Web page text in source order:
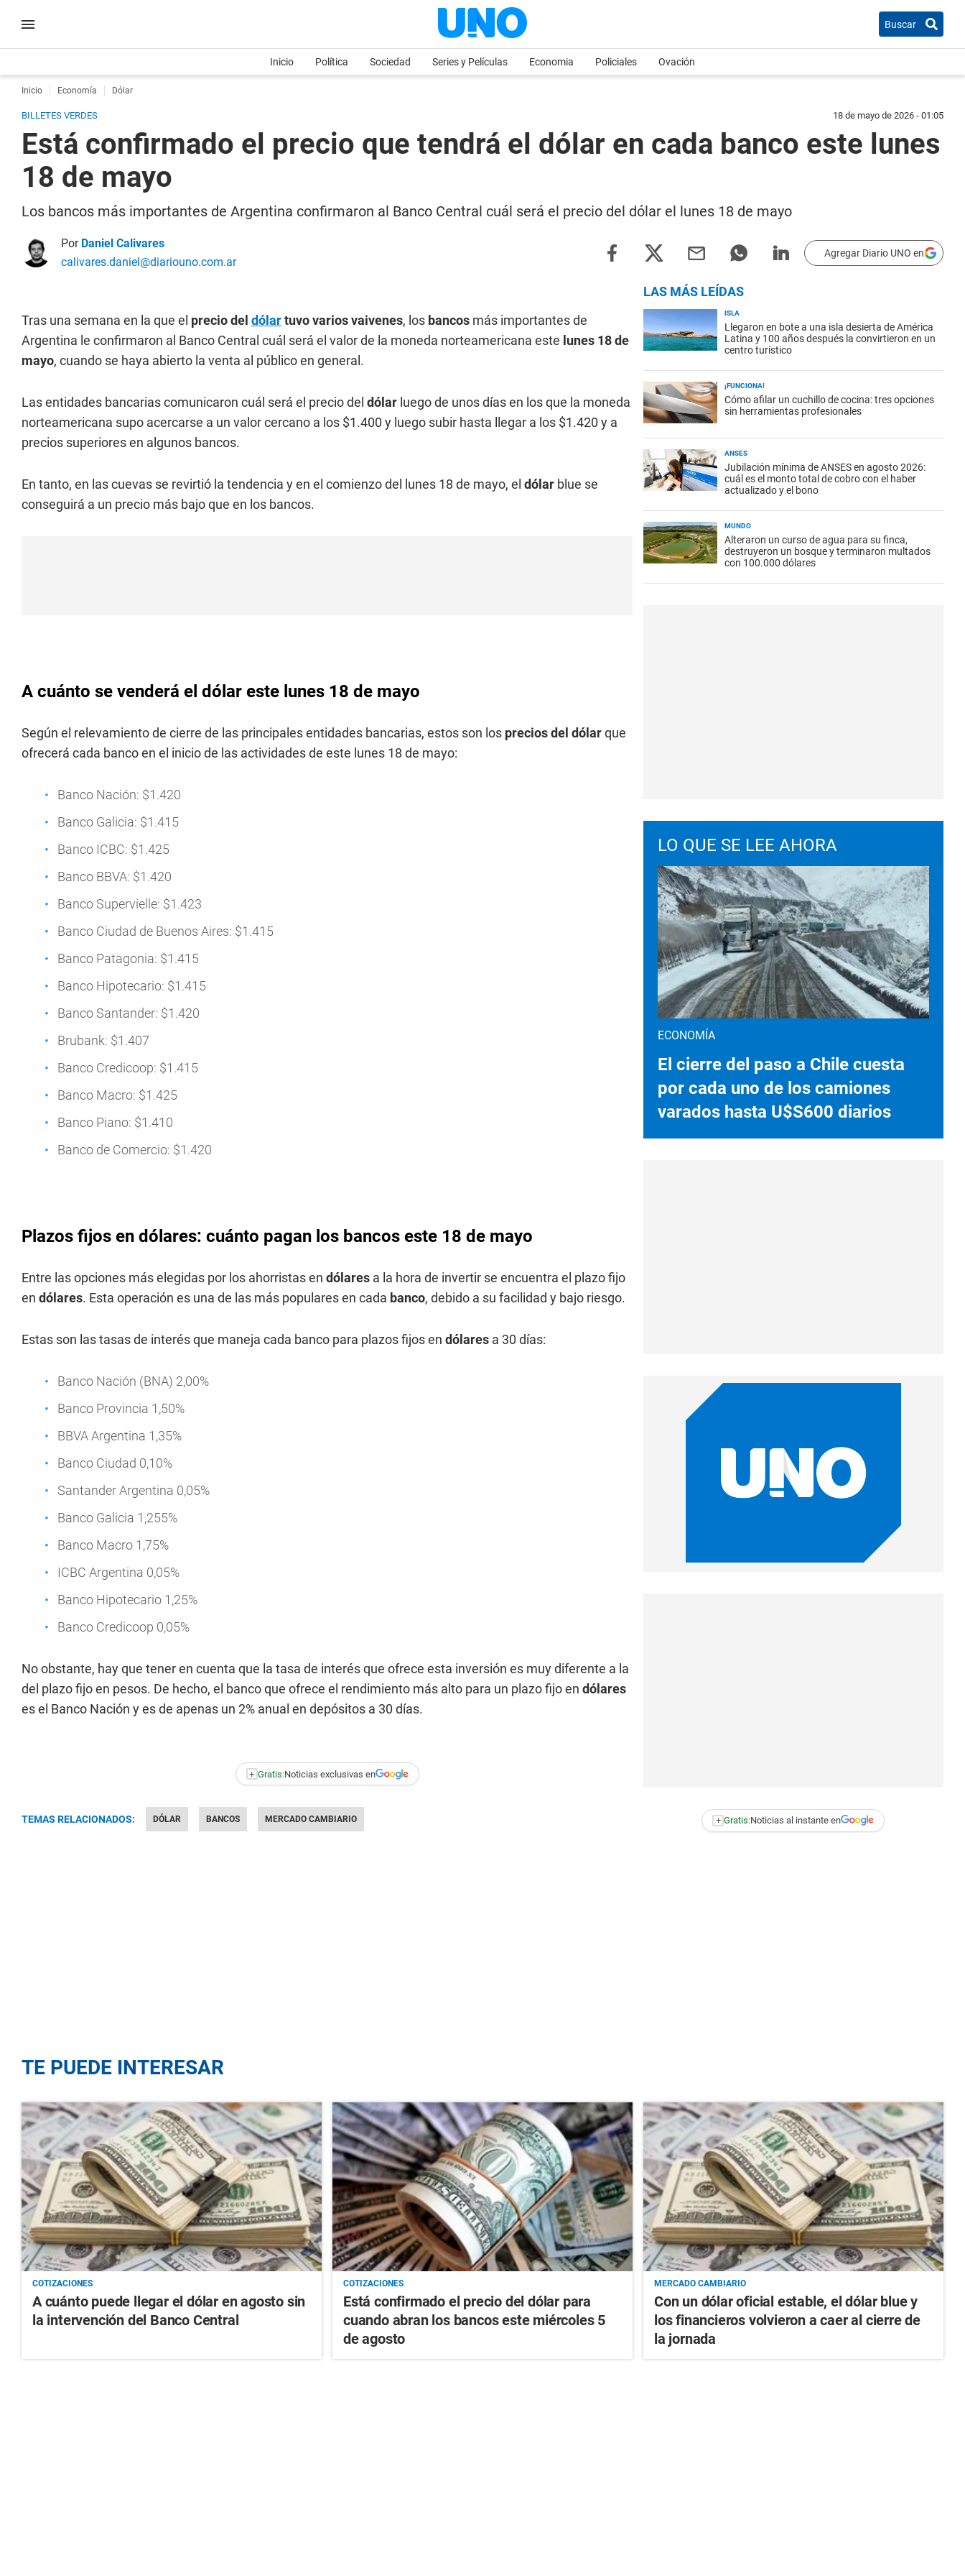
Buscar
Inicio Política Sociedad Series y Películas Economia Policiales Ovación
Inicio Economía Dólar
BILLETES VERDES 18 de mayo de 2026 - 01:05
Está confirmado el precio que tendrá el dólar en cada banco este lunes
18 de mayo
Los bancos más importantes de Argentina confirmaron al Banco Central cuál será el precio del dólar el lunes 18 de mayo
Por Daniel Calivares
calivares.daniel@diariouno.com.ar
Agregar Diario UNO en
Tras una semana en la que el precio del dólartuvo varios vaivenes, los bancos más importantes de
Argentina le confirmaron al Banco Central cuál será el valor de la moneda norteamericana este lunes 18 de
mayo, cuando se haya abierto la venta al público en general.
Las entidades bancarias comunicaron cuál será el precio del dólar luego de unos días en los que la moneda
norteamericana supo acercarse a un valor cercano a los $1.400 y luego subir hasta llegar a los $1.420 y a
precios superiores en algunos bancos.
En tanto, en las cuevas se revirtió la tendencia y en el comienzo del lunes 18 de mayo, el dólar blue se
conseguirá a un precio más bajo que en los bancos.
A cuánto se venderá el dólar este lunes 18 de mayo
Según el relevamiento de cierre de las principales entidades bancarias, estos son los precios del dólarque
ofrecerá cada banco en el inicio de las actividades de este lunes 18 de mayo:
Banco Nación: $1.420
Banco Galicia: $1.415
Banco ICBC: $1.425
Banco BBVA: $1.420
Banco Supervielle: $1.423
Banco Ciudad de Buenos Aires: $1.415
Banco Patagonia: $1.415
Banco Hipotecario: $1.415
Banco Santander: $1.420
Brubank: $1.407
Banco Credicoop: $1.415
Banco Macro: $1.425
Banco Piano: $1.410
Banco de Comercio: $1.420
Plazos fijos en dólares: cuánto pagan los bancos este 18 de mayo
Entre las opciones más elegidas por los ahorristas en dólares a la hora de invertir se encuentra el plazo fijo
en dólares. Esta operación es una de las más populares en cada banco, debido a su facilidad y bajo riesgo.
Estas son las tasas de interés que maneja cada banco para plazos fijos en dólares a 30 días:
Banco Nación (BNA) 2,00%
Banco Provincia 1,50%
BBVA Argentina 1,35%
Banco Ciudad 0,10%
Santander Argentina 0,05%
Banco Galicia 1,255%
Banco Macro 1,75%
ICBC Argentina 0,05%
Banco Hipotecario 1,25%
Banco Credicoop 0,05%
No obstante, hay que tener en cuenta que la tasa de interés que ofrece esta inversión es muy diferente a la
del plazo fijo en pesos. De hecho, el banco que ofrece el rendimiento más alto para un plazo fijo en dólares
es el Banco Nación y es de apenas un 2% anual en depósitos a 30 días.
+ Gratis:Noticias exclusivas en
TEMAS RELACIONADOS: DÓLAR BANCOS MERCADO CAMBIARIO
LAS MÁS LEÍDAS
ISLA
Llegaron en bote a una isla desierta de América
Latina y 100 años después la convirtieron en un
centro turístico
¡FUNCIONA!
Cómo afilar un cuchillo de cocina: tres opciones
sin herramientas profesionales
ANSES
Jubilación mínima de ANSES en agosto 2026:
cuál es el monto total de cobro con el haber
actualizado y el bono
MUNDO
Alteraron un curso de agua para su finca,
destruyeron un bosque y terminaron multados
con 100.000 dólares
LO QUE SE LEE AHORA
ECONOMÍA
El cierre del paso a Chile cuesta
por cada uno de los camiones
varados hasta U$S600 diarios
+ Gratis:Noticias al instante en
TE PUEDE INTERESAR
COTIZACIONES
A cuánto puede llegar el dólar en agosto sin
la intervención del Banco Central
COTIZACIONES
Está confirmado el precio del dólar para
cuando abran los bancos este miércoles 5
de agosto
MERCADO CAMBIARIO
Con un dólar oficial estable, el dólar blue y
los financieros volvieron a caer al cierre de
la jornada